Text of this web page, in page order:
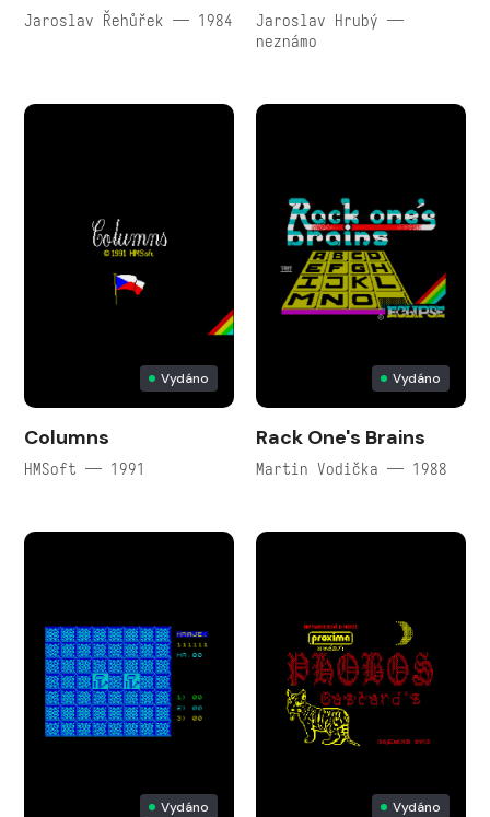
Jaroslav Řehůřek — 1984
Jaroslav Hrubý —
neznámo
Vydáno
Columns
HMSoft — 1991
Vydáno
Rack One's Brains
Martin Vodička — 1988
Vydáno Vydáno